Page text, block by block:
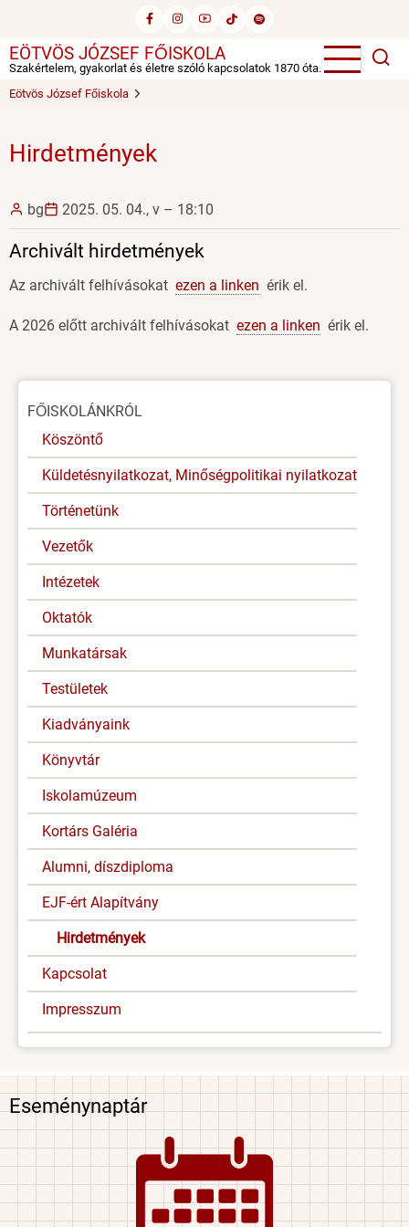
tartalomra
EÖTVÖS JÓZSEF FŐISKOLA
Szakértelem, gyakorlat és életre szóló kapcsolatok 1870 óta.
Eötvös József Főiskola
Hirdetmények
bg 2025. 05. 04., v – 18:10
Archivált hirdetmények
Az archivált felhívásokat ezen a linken érik el.
A 2026 előtt archivált felhívásokat ezen a linken érik el.
Oldal
FŐISKOLÁNKRÓL
Köszöntő
Küldetésnyilatkozat, Minőségpolitikai nyilatkozat
Történetünk
Vezetők
Intézetek
Oktatók
Munkatársak
Testületek
Kiadványaink
Könyvtár
Iskolamúzeum
Kortárs Galéria
Alumni, díszdiploma
EJF-ért Alapítvány
Hirdetmények
Kapcsolat
Impresszum
Eseménynaptár
Image